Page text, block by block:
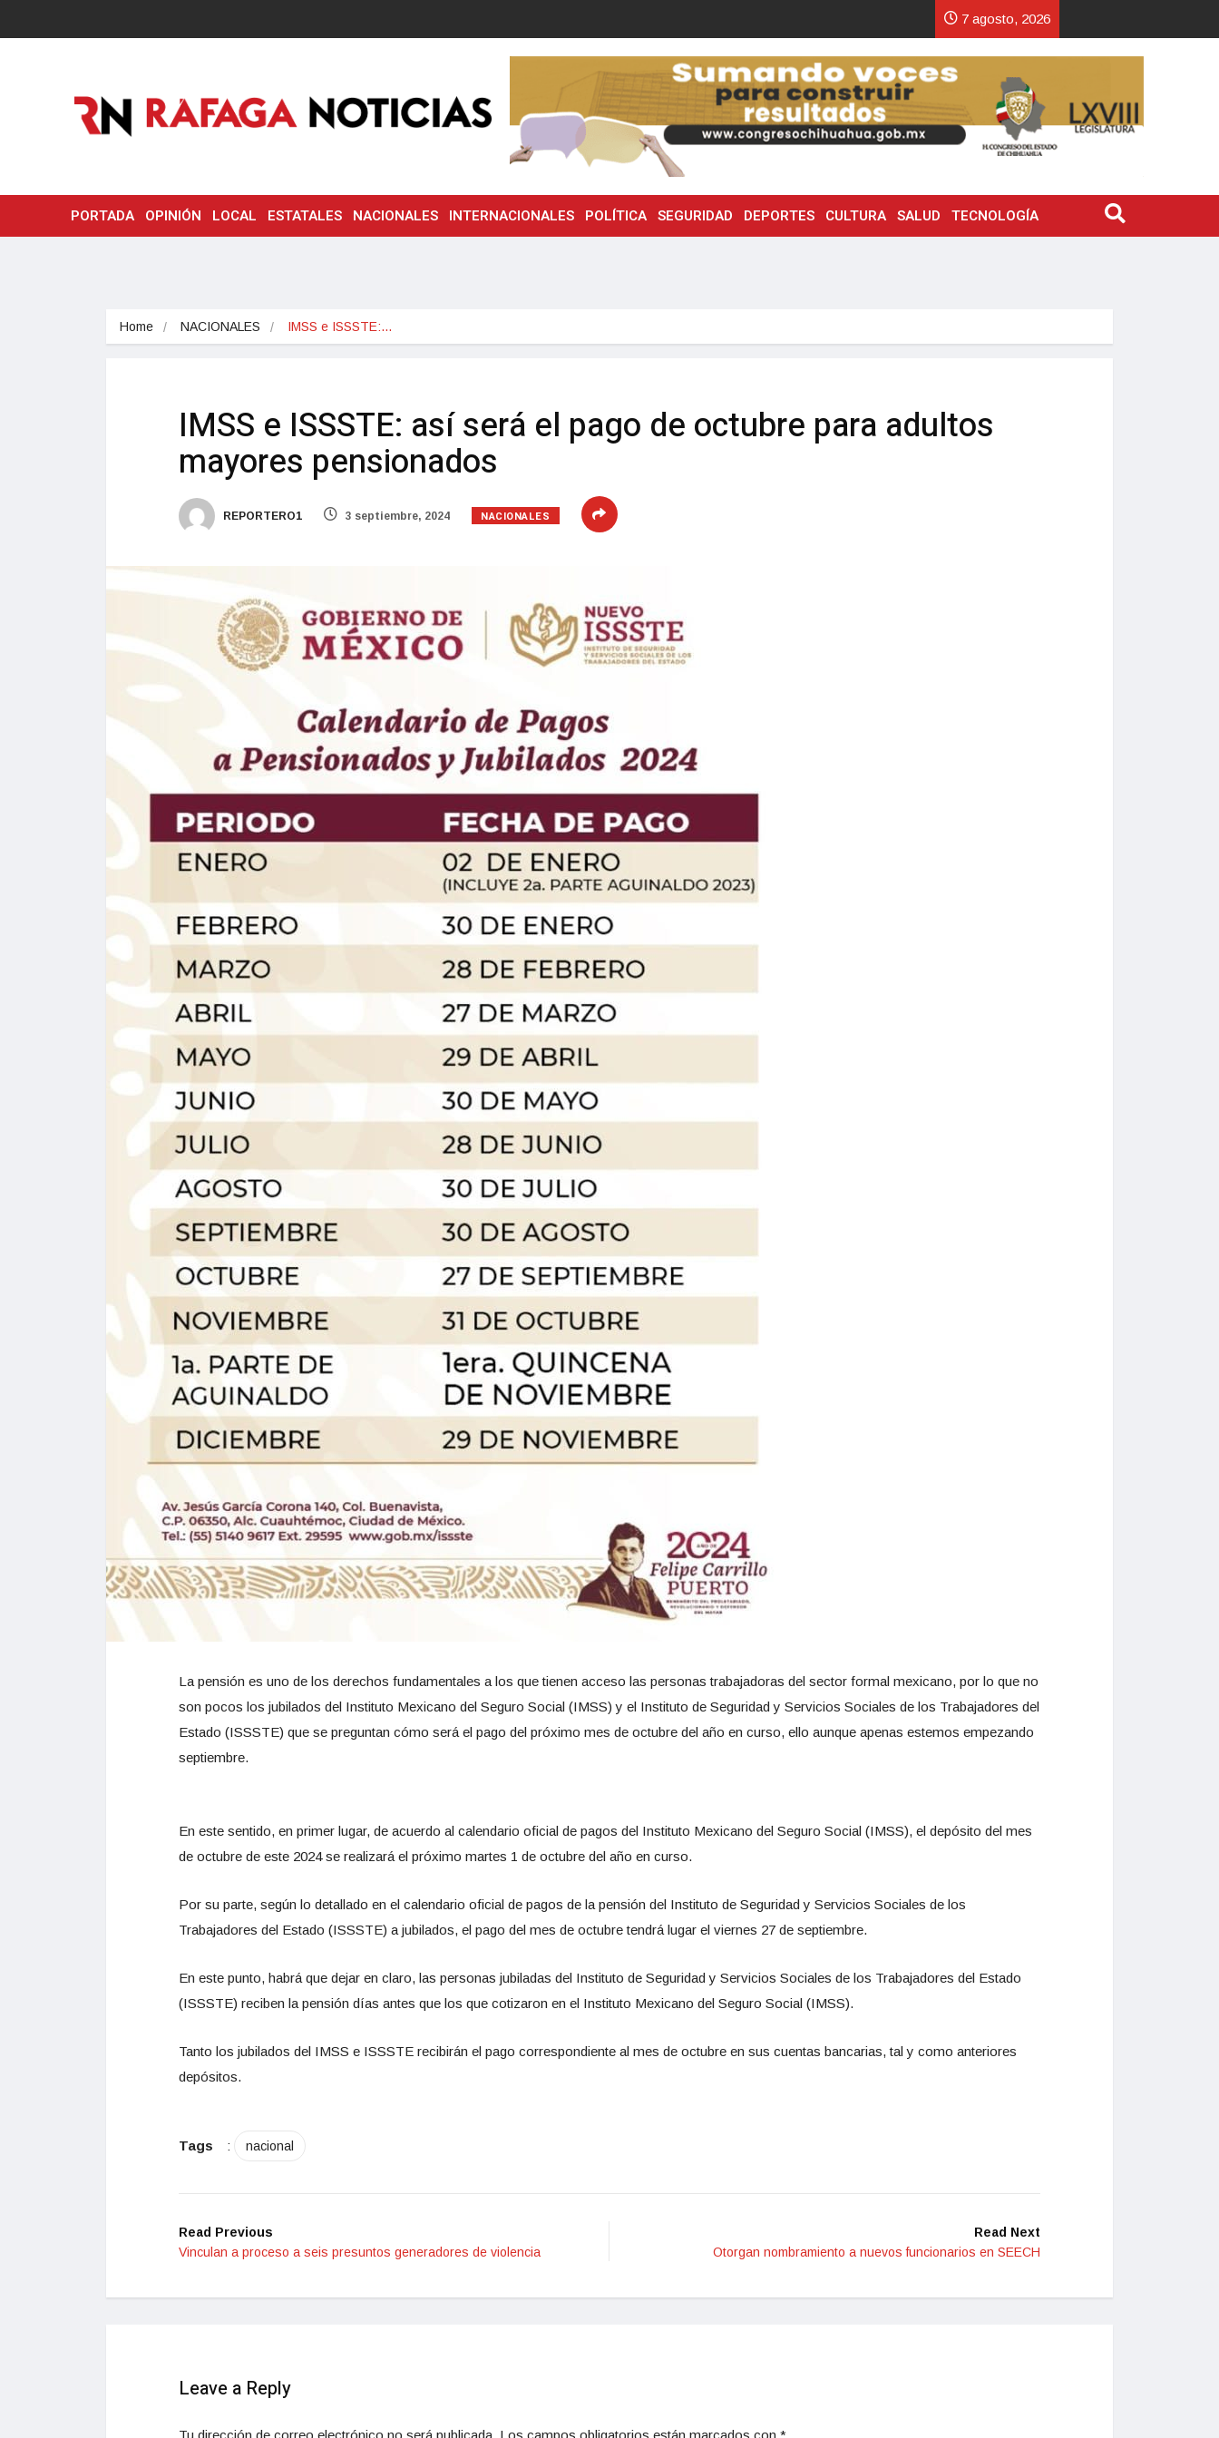
7 agosto, 2026
PORTADA OPINIÓN LOCAL ESTATALES NACIONALES INTERNACIONALES POLÍTICA SEGURIDAD DEPORTES CULTURA SALUD TECNOLOGÍA
Home NACIONALES IMSS e ISSSTE:…
IMSS e ISSSTE: así será el pago de octubre para adultos
mayores pensionados
REPORTERO1 3 septiembre, 2024 NACIONALES
La pensión es uno de los derechos fundamentales a los que tienen acceso las personas trabajadoras del sector formal mexicano, por lo que no
son pocos los jubilados del Instituto Mexicano del Seguro Social (IMSS) y el Instituto de Seguridad y Servicios Sociales de los Trabajadores del
Estado (ISSSTE) que se preguntan cómo será el pago del próximo mes de octubre del año en curso, ello aunque apenas estemos empezando
septiembre.
En este sentido, en primer lugar, de acuerdo al calendario oficial de pagos del Instituto Mexicano del Seguro Social (IMSS), el depósito del mes
de octubre de este 2024 se realizará el próximo martes 1 de octubre del año en curso.
Por su parte, según lo detallado en el calendario oficial de pagos de la pensión del Instituto de Seguridad y Servicios Sociales de los
Trabajadores del Estado (ISSSTE) a jubilados, el pago del mes de octubre tendrá lugar el viernes 27 de septiembre.
En este punto, habrá que dejar en claro, las personas jubiladas del Instituto de Seguridad y Servicios Sociales de los Trabajadores del Estado
(ISSSTE) reciben la pensión días antes que los que cotizaron en el Instituto Mexicano del Seguro Social (IMSS).
Tanto los jubilados del IMSS e ISSSTE recibirán el pago correspondiente al mes de octubre en sus cuentas bancarias, tal y como anteriores
depósitos.
Tags : nacional
Read Previous
Vinculan a proceso a seis presuntos generadores de violencia
Read Next
Otorgan nombramiento a nuevos funcionarios en SEECH
Leave a Reply